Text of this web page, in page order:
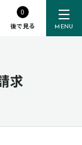
MENU
0
後で見る
求